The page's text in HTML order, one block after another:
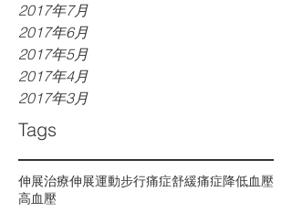
2017年7月
2017年6月
2017年5月
2017年4月
2017年3月
Tags
伸展治療伸展運動步行痛症舒緩痛症降低血壓
高血壓